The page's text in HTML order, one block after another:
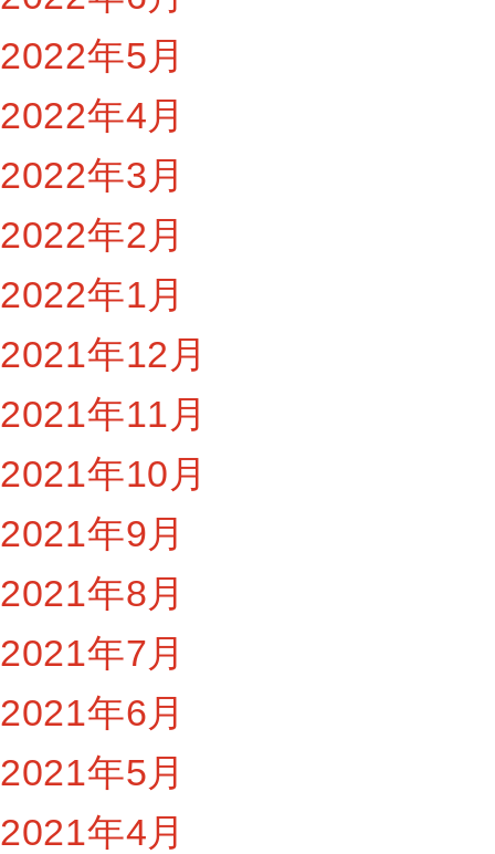
2022年5月
2022年4月
2022年3月
2022年2月
2022年1月
2021年12月
2021年11月
2021年10月
2021年9月
2021年8月
2021年7月
2021年6月
2021年5月
2021年4月